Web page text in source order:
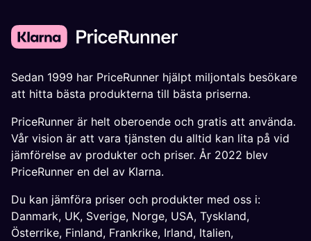
Sedan 1999 har PriceRunner hjälpt miljontals besökare
att hitta bästa produkterna till bästa priserna.
PriceRunner är helt oberoende och gratis att använda.
Vår vision är att vara tjänsten du alltid kan lita på vid
jämförelse av produkter och priser. År 2022 blev
PriceRunner en del av Klarna.
Du kan jämföra priser och produkter med oss i:
Danmark, UK, Sverige, Norge, USA, Tyskland,
Österrike, Finland, Frankrike, Irland, Italien,